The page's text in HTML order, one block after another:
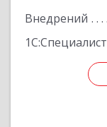
Внедрений
1С:Специалист